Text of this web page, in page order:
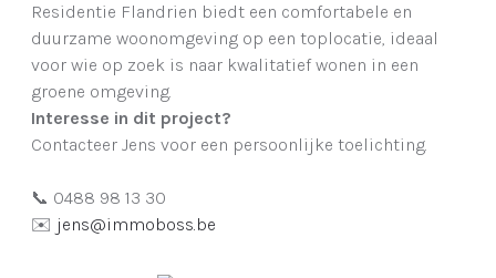
Residentie Flandrien biedt een comfortabele en
duurzame woonomgeving op een toplocatie, ideaal
voor wie op zoek is naar kwalitatief wonen in een
groene omgeving.
Interesse in dit project?
Contacteer Jens voor een persoonlijke toelichting.
📞 0488 98 13 30
✉️ jens@immoboss.be